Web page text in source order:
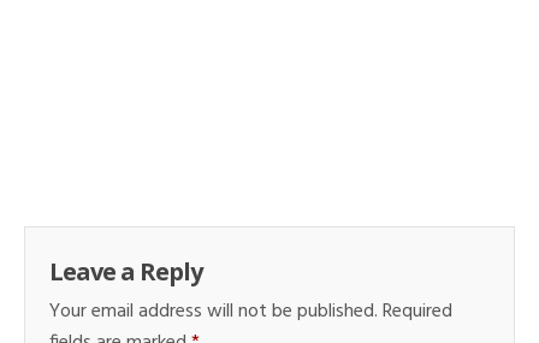
Leave a Reply
Your email address will not be published.Required